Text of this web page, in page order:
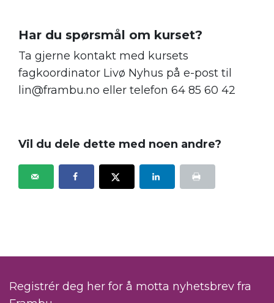
Har du spørsmål om kurset?
Ta gjerne kontakt med kursets
fagkoordinator Livø Nyhus på e-post til
lin@frambu.no eller telefon 64 85 60 42
Vil du dele dette med noen andre?
Registrér deg her for å motta nyhetsbrev fra